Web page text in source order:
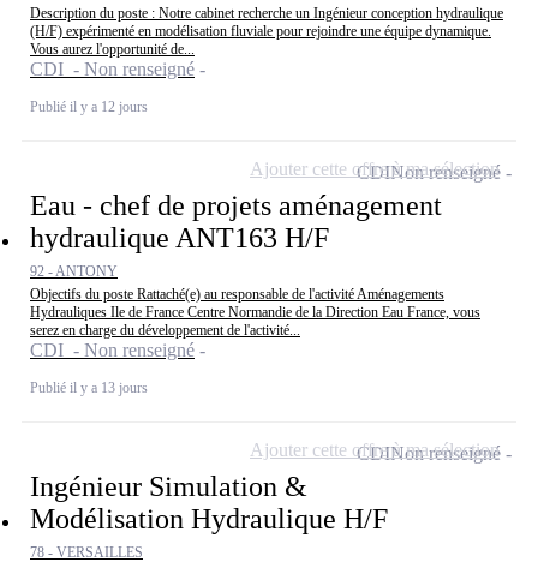
Description du poste : Notre cabinet recherche un Ingénieur conception hydraulique
(H/F) expérimenté en modélisation fluviale pour rejoindre une équipe dynamique.
Vous aurez l'opportunité de...
CDI - Non renseigné
Publié il y a 12 jours
Eau - chef de projets aménagement
hydraulique ANT163 H/F
92 - ANTONY
Objectifs du poste Rattaché(e) au responsable de l'activité Aménagements
Hydrauliques Ile de France Centre Normandie de la Direction Eau France, vous
serez en charge du développement de l'activité...
CDI - Non renseigné
Publié il y a 13 jours
CDINon renseigné
Ajouter cette offre à ma sélection
Ingénieur Simulation &
Modélisation Hydraulique H/F
78 - VERSAILLES
CDINon renseigné
Ajouter cette offre à ma sélection